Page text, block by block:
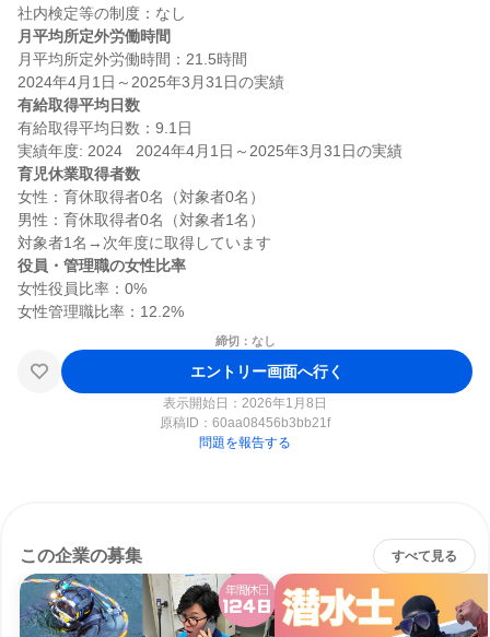
月平均所定外労働時間
月平均所定外労働時間：21.5時間
有給取得平均日数
有給取得平均日数：9.1日
育児休業取得者数
女性：育休取得者0名（対象者0名）
男性：育休取得者0名（対象者1名）
役員・管理職の女性比率
女性役員比率：0%
締切：なし
エントリー画面へ行く
表示開始日：2026年1月8日
原稿ID： 60aa08456b3bb21f
問題を報告する
この企業の募集 すべて見る